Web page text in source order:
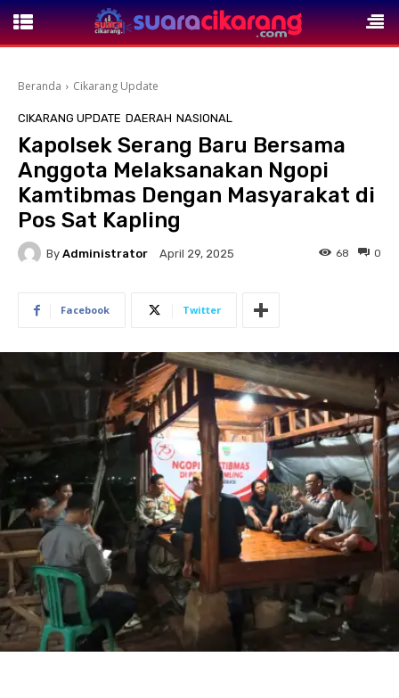
Beranda Cikarang Update
CIKARANG UPDATE DAERAH NASIONAL
Kapolsek Serang Baru Bersama
Anggota Melaksanakan Ngopi
Kamtibmas Dengan Masyarakat di
Pos Sat Kapling
By Administrator April 29, 2025 0
68
Facebook Twitter